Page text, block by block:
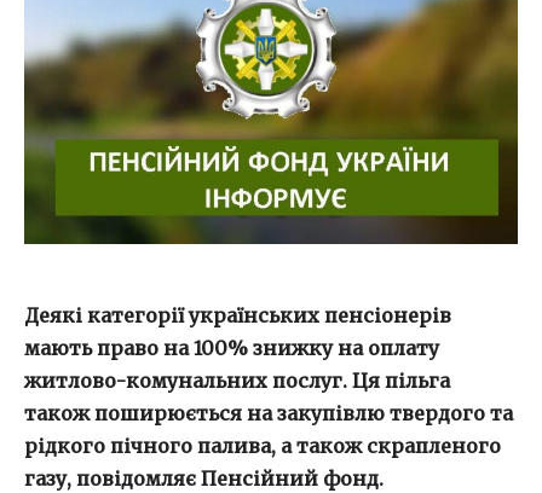
Деякі категорії українських пенсіонерів
мають право на 100% знижку на оплату
житлово-комунальних послуг. Ця пільга
також поширюється на закупівлю твердого та
рідкого пічного палива, а також скрапленого
газу, повідомляє Пенсійний фонд.